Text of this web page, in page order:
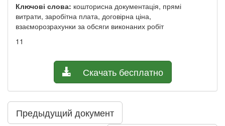
Ключові слова: кошторисна документація, прямі
витрати, заробітна плата, договірна ціна,
взаєморозрахунки за обсяги виконаних робіт
11
Скачать бесплатно
Предыдущий документ